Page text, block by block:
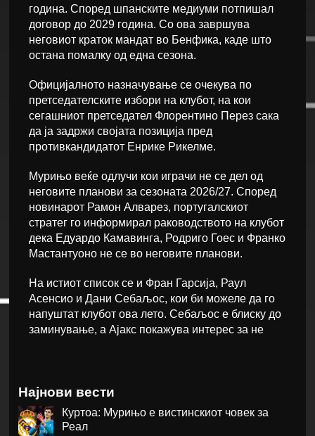
година. Според шпанските медиуми потпишал
договор до 2029 година. Со ова завршува
неговиот краток мандат во Бенфика, каде што
остана помалку од една сезона.
Официјалното назначување се очекува по
претседателските избори на клубот, на кои
сегашниот претседател Флорентино Перез сака
да ја задржи својата позиција пред
противкандидатот Енрике Рикелме.
Мурињо веќе одлучи кои играчи не се дел од
неговите планови за сезоната 2026/27. Според
новинарот Рамон Алварез, португалскиот
стратег го информирал раководството на клубот
дека Едуардо Камавинга, Родриго Гоес и Франко
Мастантуоно не се во неговите планови.
На истиот список се и Фран Гарсија, Раул
Асенсио и Дани Себаљос, кои би можеле да го
напуштат клубот ова лето. Себаљос е блиску до
заминување, а Ајакс покажува интерес за не
Најнови вести
Куртоа: Мурињо е вистинскиот човек за
Реал